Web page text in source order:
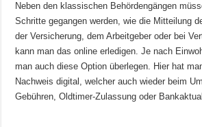
Neben den klassischen Behördengängen
Schritte gegangen werden, wie die Mitteilung
der Versicherung, dem Arbeitgeber oder bei
kann man das online erledigen. Je nach
man auch diese Option überlegen. Hier hat
Nachweis digital, welcher auch wieder beim
Gebühren, Oldtimer-Zulassung oder